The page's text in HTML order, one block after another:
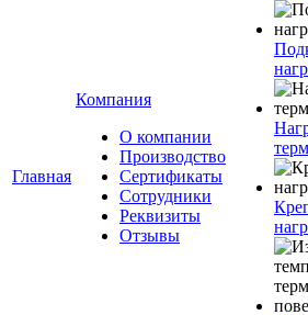
Главная
Компания
О компании
Производство
Сертификаты
Сотрудники
Реквизиты
Отзывы